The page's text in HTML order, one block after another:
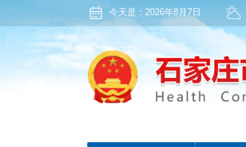
今天是： 2026年8月7日